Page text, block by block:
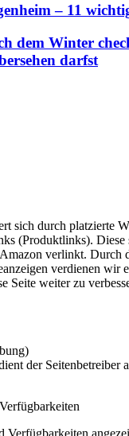
– 11
dem Winter
darfst
sich durch platzierte
(Produktlinks). Diese
verlinkt. Durch
verdienen wir
Seite weiter zu
der Seitenbetreiber
Verfügbarkeiten